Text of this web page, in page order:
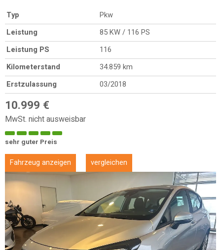
Typ
Pkw
Leistung
85 KW / 116 PS
Leistung PS
116
Kilometerstand
34.859 km
Erstzulassung
03/2018
10.999 €
MwSt. nicht ausweisbar
sehr guter Preis
Fahrzeug anzeigen vergleichen